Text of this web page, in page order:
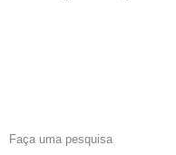
Faça uma pesquisa